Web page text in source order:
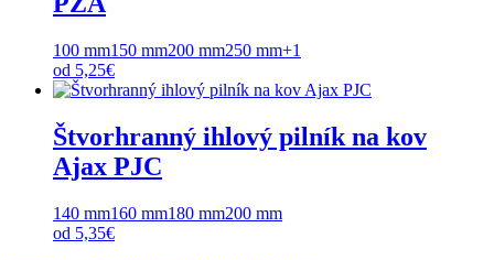
100 mm150 mm200 mm250 mm+1
od 5,25€
Štvorhranný ihlový pilník na kov
Ajax PJC
140 mm160 mm180 mm200 mm
od 5,35€